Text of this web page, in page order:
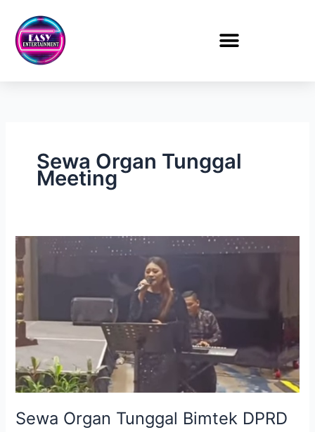
konten
Sewa Organ Tunggal
Meeting
Sewa Organ Tunggal Bimtek DPRD
Sewa
Organ
Tunggal
Bimtek
DPRD